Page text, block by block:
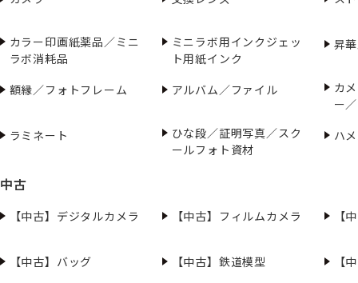
カラー印画紙薬品／ミニ
ラボ消耗品
ミニラボ用インクジェッ
ト用紙インク
昇
額縁／フォトフレーム アルバム／ファイル
カ
ー
ラミネート
ひな段／証明写真／スク
ールフォト資材
ハ
中古
【中古】デジタルカメラ 【中古】フィルムカメラ 【
【中古】バッグ 【中古】鉄道模型 【